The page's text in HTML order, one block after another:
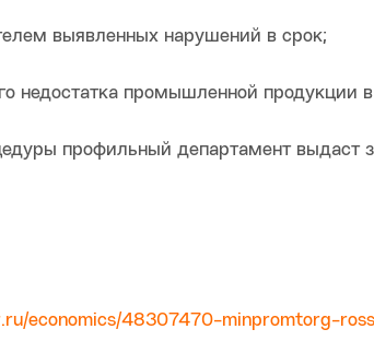
выявленных нарушений в срок;
недостатка промышленной продукции
профильный департамент выдаст
economics/48307470-minpromtorg-